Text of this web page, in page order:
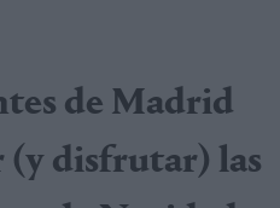
de Madrid
(y disfrutar) las